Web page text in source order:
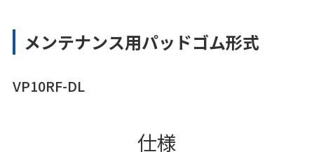
メンテナンス用パッドゴム形式
VP10RF-DL
仕様